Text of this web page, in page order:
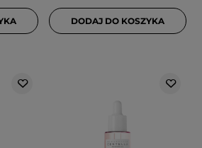
DODAJ DO KOSZYKA